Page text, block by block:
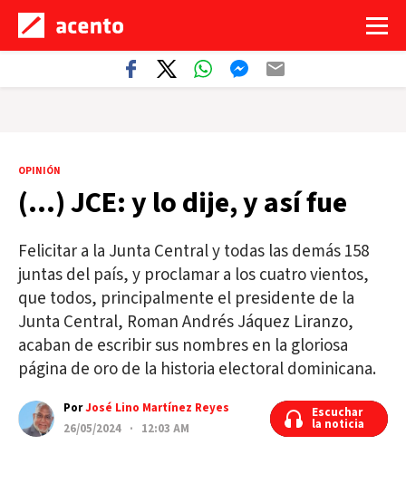
OPINIÓN
(…) JCE: y lo dije, y así fue
Felicitar a la Junta Central y todas las demás 158
juntas del país, y proclamar a los cuatro vientos,
que todos, principalmente el presidente de la
Junta Central, Roman Andrés Jáquez Liranzo,
acaban de escribir sus nombres en la gloriosa
página de oro de la historia electoral dominicana.
PorJosé Lino Martínez Reyes
26/05/2024 · 12:03 AM
Escuchar
la noticia
Escuchar
la noticia